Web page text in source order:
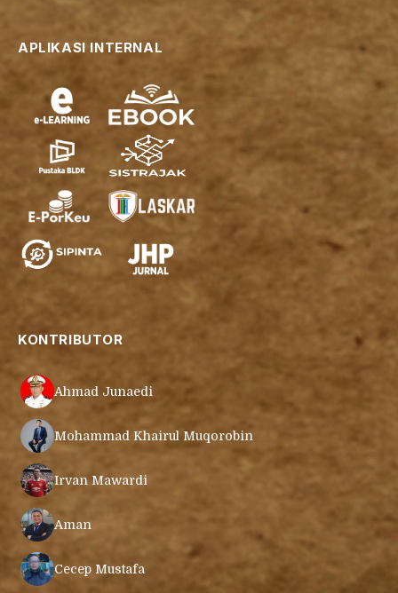
APLIKASI INTERNAL
KONTRIBUTOR
Ahmad Junaedi
Mohammad Khairul Muqorobin
Irvan Mawardi
Aman
Cecep Mustafa